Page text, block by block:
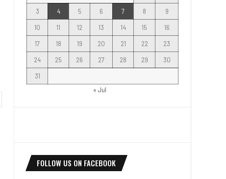
3 4 5 6 7 8 9
10 11 12 13 14 15 16
17 18 19 20 21 22 23
24 25 26 27 28 29 30
31
« Jul
FOLLOW US ON FACEBOOK